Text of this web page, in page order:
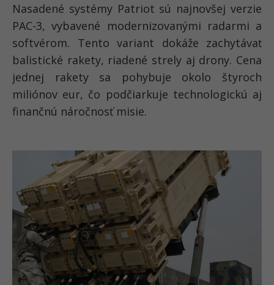
Nasadené systémy Patriot sú najnovšej verzie
PAC-3, vybavené modernizovanými radarmi a
softvérom. Tento variant dokáže zachytávať
balistické rakety, riadené strely aj drony. Cena
jednej rakety sa pohybuje okolo štyroch
miliónov eur, čo podčiarkuje technologickú aj
finančnú náročnosť misie.